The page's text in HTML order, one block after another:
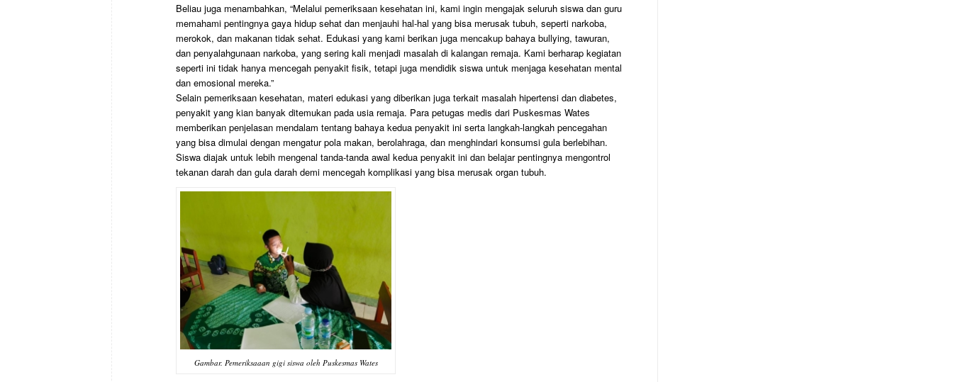
Beliau juga menambahkan, “Melalui pemeriksaan kesehatan ini, kami ingin mengajak seluruh siswa dan guru
memahami pentingnya gaya hidup sehat dan menjauhi hal-hal yang bisa merusak tubuh, seperti narkoba,
merokok, dan makanan tidak sehat. Edukasi yang kami berikan juga mencakup bahaya bullying, tawuran,
dan penyalahgunaan narkoba, yang sering kali menjadi masalah di kalangan remaja. Kami berharap kegiatan
seperti ini tidak hanya mencegah penyakit fisik, tetapi juga mendidik siswa untuk menjaga kesehatan mental
dan emosional mereka.”
Selain pemeriksaan kesehatan, materi edukasi yang diberikan juga terkait masalah hipertensi dan diabetes,
penyakit yang kian banyak ditemukan pada usia remaja. Para petugas medis dari Puskesmas Wates
memberikan penjelasan mendalam tentang bahaya kedua penyakit ini serta langkah-langkah pencegahan
yang bisa dimulai dengan mengatur pola makan, berolahraga, dan menghindari konsumsi gula berlebihan.
Siswa diajak untuk lebih mengenal tanda-tanda awal kedua penyakit ini dan belajar pentingnya mengontrol
tekanan darah dan gula darah demi mencegah komplikasi yang bisa merusak organ tubuh.
Gambar. Pemeriksaaan gigi siswa oleh Puskesmas Wates